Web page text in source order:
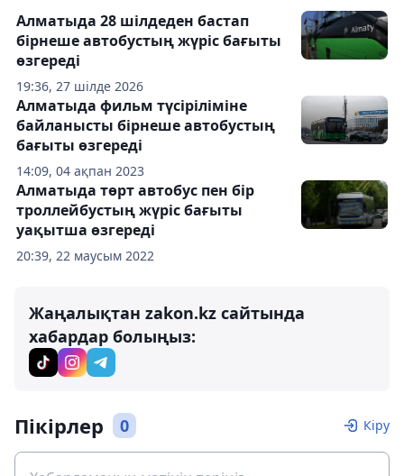
19:36, 27 шілде 2026
Алматыда 28 шілдеден бастап
бірнеше автобустың жүріс бағыты
өзгереді
14:09, 04 ақпан 2023
Алматыда фильм түсіріліміне
байланысты бірнеше автобустың
бағыты өзгереді
20:39, 22 маусым 2022
Алматыда төрт автобус пен бір
троллейбустың жүріс бағыты
уақытша өзгереді
Жаңалықтан zakon.kz сайтында
хабардар болыңыз:
Пікірлер 0 Кіру